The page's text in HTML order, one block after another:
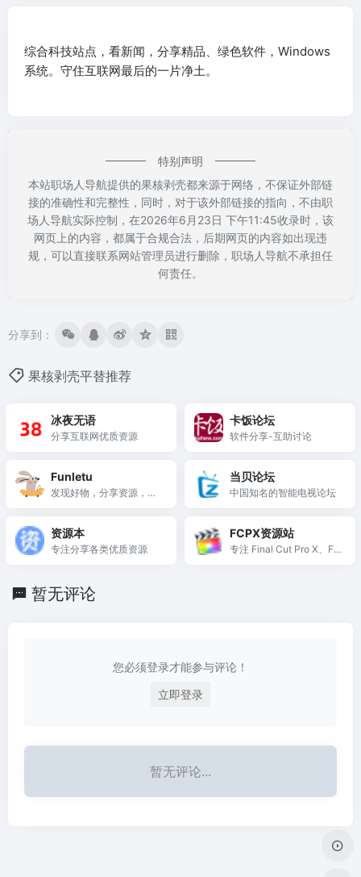
综合科技站点，看新闻，分享精品、绿色软件，Windows
系统。守住互联网最后的一片净土。
特别声明
本站职场人导航提供的果核剥壳都来源于网络，不保证外部链
接的准确性和完整性，同时，对于该外部链接的指向，不由职
场人导航实际控制，在2026年6月23日 下午11:45收录时，该
网页上的内容，都属于合规合法，后期网页的内容如出现违
规，可以直接联系网站管理员进行删除，职场人导航不承担任
何责任。
分享到：
果核剥壳平替推荐
冰夜无语
分享互联网优质资源
卡饭论坛
软件分享-互助讨论
Funletu
发现好物，分享资源，推
当贝论坛
中国知名的智能电视论坛
资源本
专注分享各类优质资源
FCPX资源站
专注 Final Cut Pro X、FC
暂无评论
您必须登录才能参与评论！
立即登录
暂无评论...